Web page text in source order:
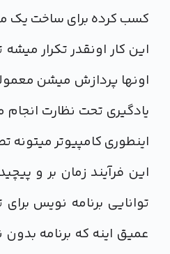
کسب کرده برای ساخت یک
این کار اونقدر تکرار
یادگیری تحت نظارت
اینطوری کامپیوتر
این فرآیند زمان بر و
توانایی برنامه نویس
عمیق اینه که برنامه